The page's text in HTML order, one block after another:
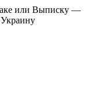
или Выписку —
Украину